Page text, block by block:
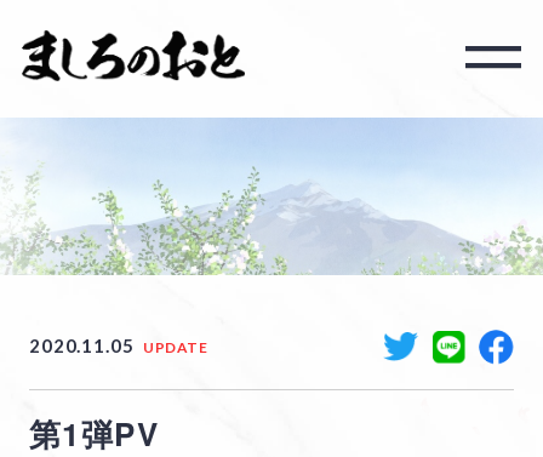
2020.11.05
第1弾PV